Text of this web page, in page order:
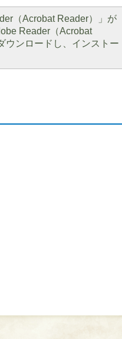
（Acrobat Reader）」が
Reader（Acrobat
ウンロードし、インストー